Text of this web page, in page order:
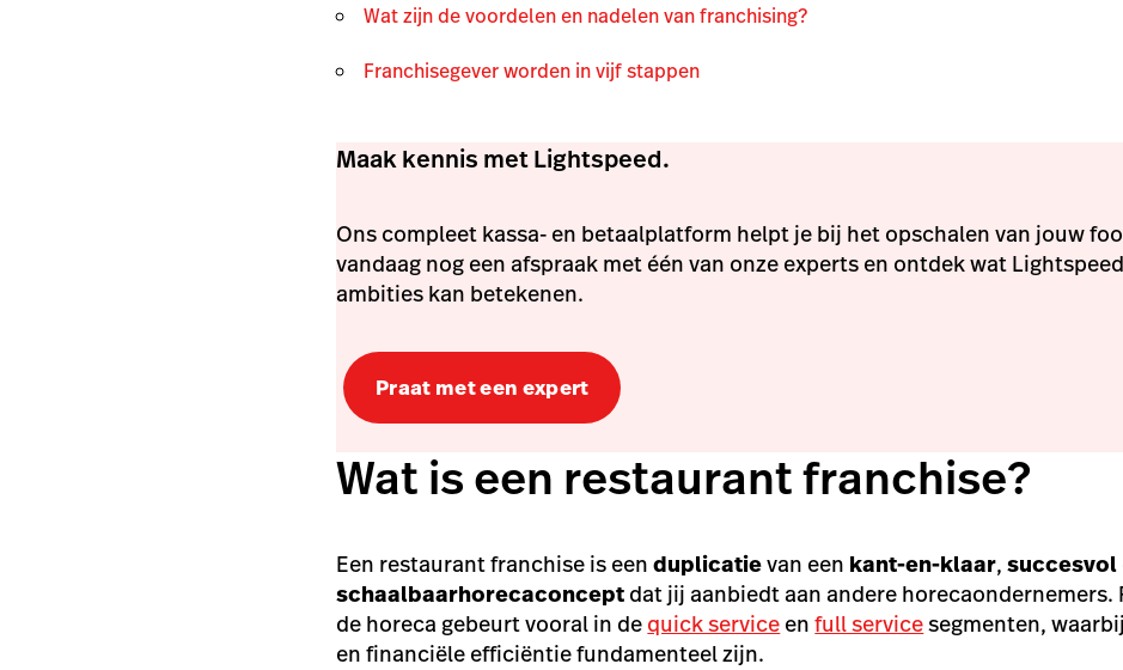
Wat zijn de voordelen en nadelen van franchising?
Franchisegever worden in vijf stappen
Maak kennis met Lightspeed.
Ons compleet kassa- en betaalplatform helpt je bij het opschalen van jouw
vandaag nog een afspraak met één van onze experts en ontdek wat
ambities kan betekenen.
Praat met een expert
Wat is een restaurant franchise?
Een restaurant franchise is eenduplicatievan een kant-en-klaar,succesvol
schaalbaarhorecaconcept dat jij aanbiedt aan andere horecaondernemers.
de horeca gebeurt vooral in de quick service enfull servicesegmenten,
en financiële efficiëntie fundamenteel zijn.